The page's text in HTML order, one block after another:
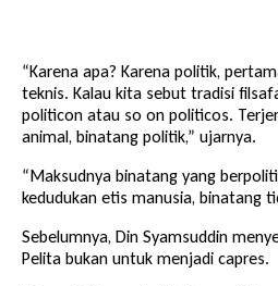
“Karena apa? Karena politik,
teknis. Kalau kita sebut tradisi
politicon atau so on politicos.
animal, binatang politik,” ujarnya.
“Maksudnya binatang yang
kedudukan etis manusia, binatang
Sebelumnya, Din Syamsuddin
Pelita bukan untuk menjadi capres.